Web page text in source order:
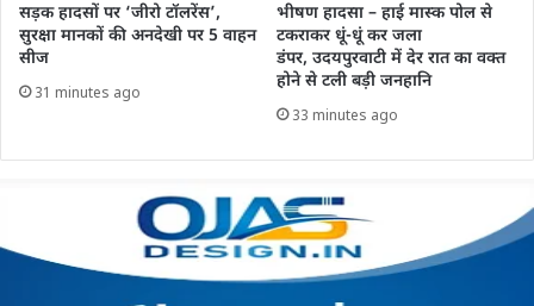
सड़क हादसों पर ‘जीरो टॉलरेंस’,
सुरक्षा मानकों की अनदेखी पर 5 वाहन
सीज
31 minutes ago
भीषण हादसा – हाई मास्क पोल से
टकराकर धूं-धूं कर जला
डंपर, उदयपुरवाटी में देर रात का वक्त
होने से टली बड़ी जनहानि
33 minutes ago